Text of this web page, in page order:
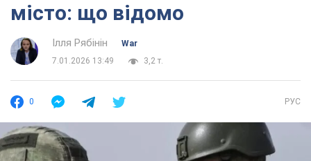
місто: що відомо
Ілля Рябінін
War
7.01.2026 13:49
3,2 т.
0 РУС